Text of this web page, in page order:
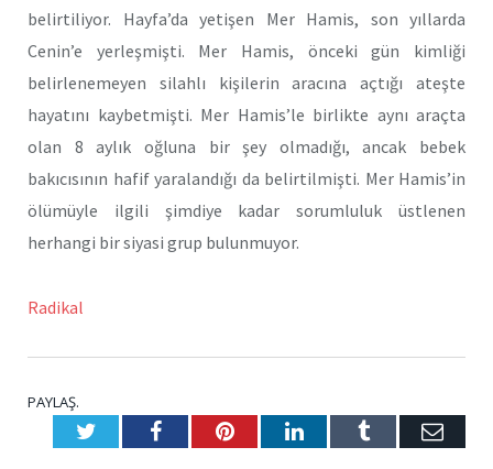
belirtiliyor. Hayfa’da yetişen Mer Hamis, son yıllarda
Cenin’e yerleşmişti. Mer Hamis, önceki gün kimliği
belirlenemeyen silahlı kişilerin aracına açtığı ateşte
hayatını kaybetmişti. Mer Hamis’le birlikte aynı araçta
olan 8 aylık oğluna bir şey olmadığı, ancak bebek
bakıcısının hafif yaralandığı da belirtilmişti. Mer Hamis’in
ölümüyle ilgili şimdiye kadar sorumluluk üstlenen
herhangi bir siyasi grup bulunmuyor.
Radikal
PAYLAŞ.
TwitterFacebookPinterestLinkedInTumblr E-